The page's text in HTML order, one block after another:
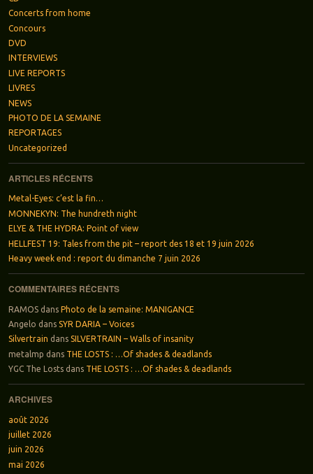
Concerts from home
Concours
DVD
INTERVIEWS
LIVE REPORTS
LIVRES
NEWS
PHOTO DE LA SEMAINE
REPORTAGES
Uncategorized
ARTICLES RÉCENTS
Metal-Eyes: c’est la fin…
MONNEKYN: The hundreth night
ELYE & THE HYDRA: Point of view
HELLFEST 19: Tales from the pit – report des 18 et 19 juin 2026
Heavy week end : report du dimanche 7 juin 2026
COMMENTAIRES RÉCENTS
RAMOSdans Photo de la semaine: MANIGANCE
Angelo dans SYR DARIA – Voices
Silvertrain dans SILVERTRAIN – Walls of insanity
metalmp dans THE LOSTS : …Of shades & deadlands
YGC The Lostsdans THE LOSTS : …Of shades & deadlands
ARCHIVES
août 2026
juillet 2026
juin 2026
mai 2026